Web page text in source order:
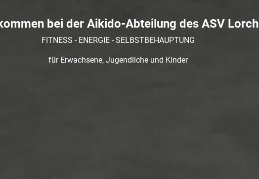
bei der Aikido-Abteilung des ASV Lorch
FITNESS - ENERGIE - SELBSTBEHAUPTUNG
für Erwachsene, Jugendliche und Kinder